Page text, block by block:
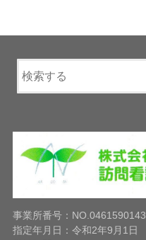
事業所番号：NO.0461590143
指定年月日：令和2年9月1日